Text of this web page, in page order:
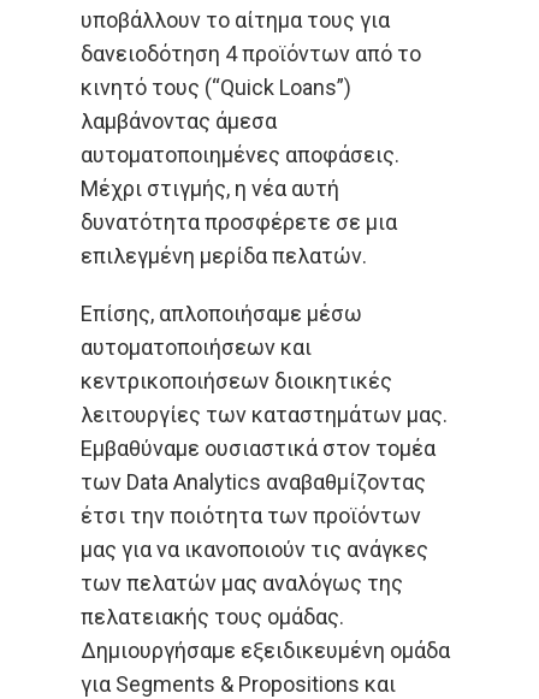
υποβάλλουν το αίτημα τους για
δανειοδότηση 4 προϊόντων από το
κινητό τους (“Quick Loans”)
λαμβάνοντας άμεσα
αυτοματοποιημένες αποφάσεις.
Μέχρι στιγμής, η νέα αυτή
δυνατότητα προσφέρετε σε μια
επιλεγμένη μερίδα πελατών.
Επίσης, απλοποιήσαμε μέσω
αυτοματοποιήσεων και
κεντρικοποιήσεων διοικητικές
λειτουργίες των καταστημάτων μας.
Εμβαθύναμε ουσιαστικά στον τομέα
των Data Analytics αναβαθμίζοντας
έτσι την ποιότητα των προϊόντων
μας για να ικανοποιούν τις ανάγκες
των πελατών μας αναλόγως της
πελατειακής τους ομάδας.
Δημιουργήσαμε εξειδικευμένη ομάδα
για Segments & Propositions και